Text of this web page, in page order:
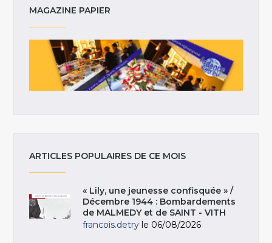
MAGAZINE PAPIER
ARTICLES POPULAIRES DE CE MOIS
« Lily, une jeunesse confisquée » /
Décembre 1944 : Bombardements
de MALMEDY et de SAINT - VITH
francois.detry le 06/08/2026